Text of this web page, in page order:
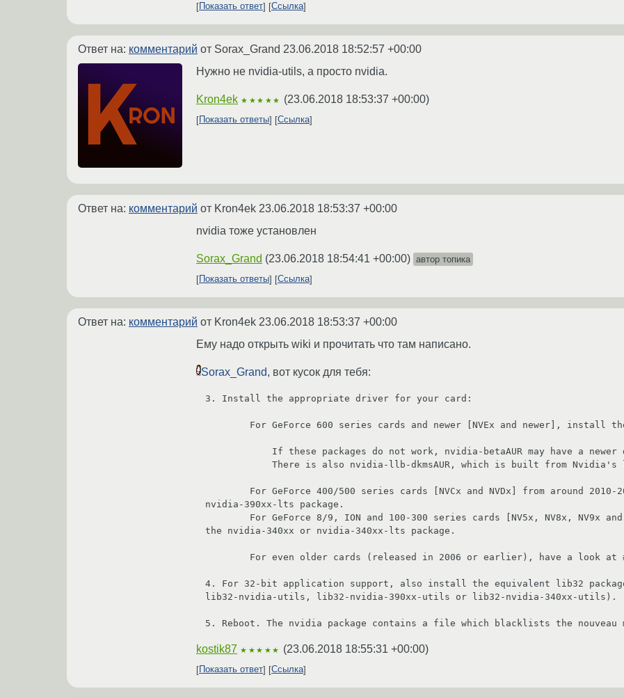
Показать ответ
Ссылка
Ответ на: комментарий от Sorax_Grand 23.06.2018 18:52:57 +00:00
Нужно не nvidia-utils, а просто nvidia.
Kron4ek ★★★★★ (23.06.2018 18:53:37 +00:00)
Показать ответы Ссылка
Ответ на: комментарий от Kron4ek 23.06.2018 18:53:37 +00:00
nvidia тоже установлен
Sorax_Grand (23.06.2018 18:54:41 +00:00) автор топика
Показать ответы
Ссылка
Ответ на: комментарий от Kron4ek 23.06.2018 18:53:37 +00:00
Ему надо открыть wiki и прочитать что там написано.
Sorax_Grand, вот кусок для тебя:
3. Install the appropriate driver for your card:
nvidia-390xx-lts package.
the nvidia-340xx or nvidia-340xx-lts package.
4. For 32-bit application support, also install the equivalent lib32
lib32-nvidia-utils, lib32-nvidia-390xx-utils or lib32-nvidia-340xx-utils).
kostik87 ★★★★★ (23.06.2018 18:55:31 +00:00)
Показать ответ Ссылка